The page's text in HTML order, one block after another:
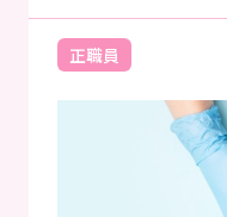
正職員